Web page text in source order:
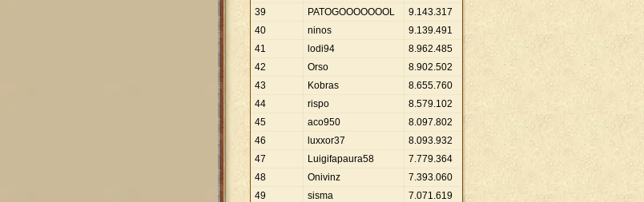
39
PATOGOOOOOOOL 9.143.317
40
ninos 9.139.491
41
lodi94 8.962.485
42
Orso 8.902.502
43
Kobras 8.655.760
44
rispo 8.579.102
45
aco950 8.097.802
46
luxxor37 8.093.932
47
Luigifapaura58 7.779.364
48
Onivinz 7.393.060
49
sisma 7.071.619